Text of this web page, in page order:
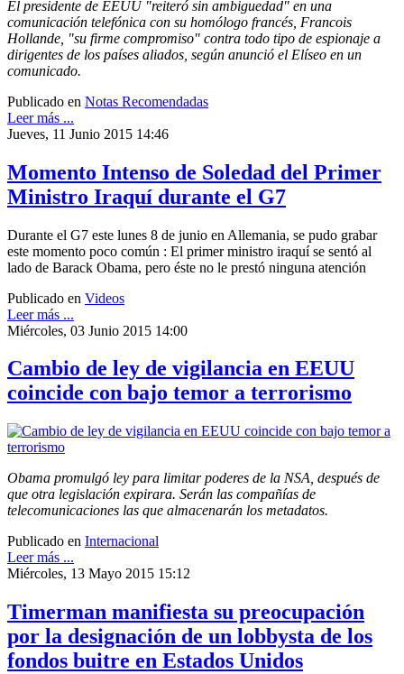
El presidente de EEUU "reiteró sin ambiguedad" en una
comunicación telefónica con su homólogo francés, Francois
Hollande, "su firme compromiso" contra todo tipo de espionaje a
dirigentes de los países aliados, según anunció el Elíseo en un
comunicado.
Publicado en Notas Recomendadas
Leer más ...
Jueves, 11 Junio 2015 14:46
Momento Intenso de Soledad del Primer
Ministro Iraquí durante el G7
Durante el G7 este lunes 8 de junio en Allemania, se pudo grabar
este momento poco común : El primer ministro iraquí se sentó al
lado de Barack Obama, pero éste no le prestó ninguna atención
Publicado en Videos
Leer más ...
Miércoles, 03 Junio 2015 14:00
Cambio de ley de vigilancia en EEUU
coincide con bajo temor a terrorismo
Obama promulgó ley para limitar poderes de la NSA, después de
que otra legislación expirara. Serán las compañías de
telecomunicaciones las que almacenarán los metadatos.
Publicado en Internacional
Leer más ...
Miércoles, 13 Mayo 2015 15:12
Timerman manifiesta su preocupación
por la designación de un lobbysta de los
fondos buitre en Estados Unidos